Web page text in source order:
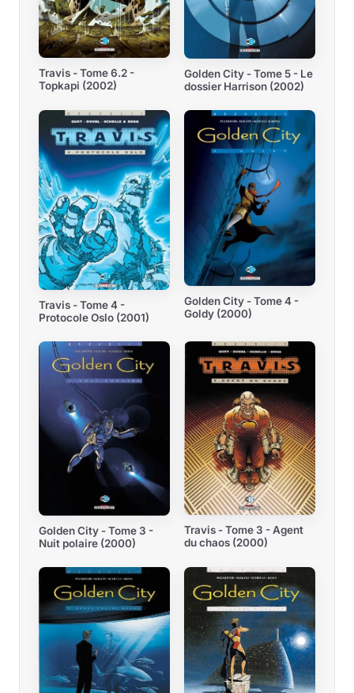
Travis - Tome 6.2 -
Topkapi (2002)
Golden City - Tome 5 - Le
dossier Harrison (2002)
Travis - Tome 4 -
Protocole Oslo (2001)
Golden City - Tome 4 -
Goldy (2000)
Golden City - Tome 3 -
Nuit polaire (2000)
Travis - Tome 3 - Agent
du chaos (2000)